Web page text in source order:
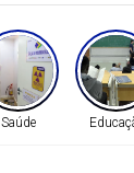
Saúde